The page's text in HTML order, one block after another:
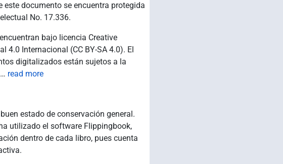
documento se encuentra protegida
No. 17.336.
bajo licencia Creative
4.0 Internacional (CC BY-SA 4.0). El
digitalizados están sujetos a la
… read more
estado de conservación general.
utilizado el software Flippingbook,
dentro de cada libro, pues cuenta